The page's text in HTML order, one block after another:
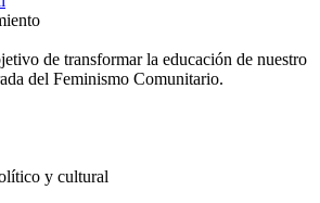
de transformar la educación de nuestro
del Feminismo Comunitario.
y cultural